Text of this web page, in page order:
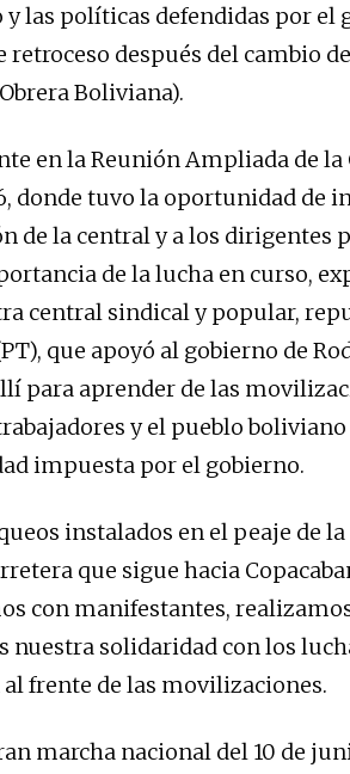
las políticas defendidas por el
después del cambio
Boliviana).
en la Reunión Ampliada de la
donde tuvo la oportunidad de
de la central y a los dirigentes
de la lucha en curso,
central sindical y popular,
que apoyó al gobierno de
para aprender de las
y el pueblo
impuesta por el gobierno.
instalados en el peaje de
que sigue hacia
con manifestantes,
nuestra solidaridad con los
frente de las movilizaciones.
marcha nacional del 10 de